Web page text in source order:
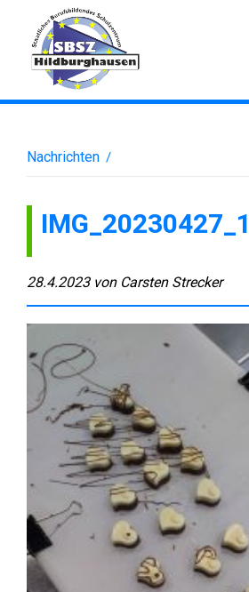
Nachrichten /
28.4.2023 von Carsten Strecker